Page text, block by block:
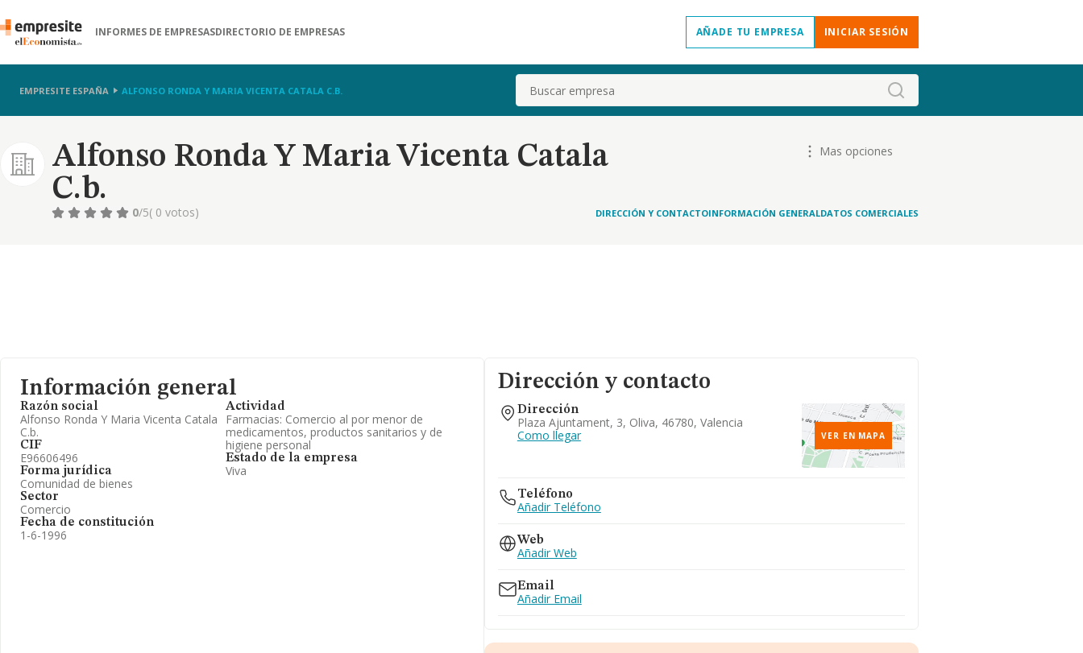
INFORMES DE EMPRESASDIRECTORIO DE EMPRESAS AÑADE TU EMPRESA INICIAR SESIÓN
EMPRESITE ESPAÑA ALFONSO RONDA Y MARIA VICENTA CATALA C.B. Buscar
Alfonso Ronda Y Maria Vicenta Catala
C.b.
Mas opciones
0/5( 0 votos) DIRECCIÓN Y CONTACTOINFORMACIÓN GENERALDATOS COMERCIALES
Información general
Razón social
Alfonso Ronda Y Maria Vicenta Catala
C.b.
CIF
E96606496
Forma jurídica
Comunidad de bienes
Sector
Comercio
Fecha de constitución
1-6-1996
Actividad
Farmacias: Comercio al por menor de
medicamentos, productos sanitarios y de
higiene personal
Estado de la empresa
Viva
Dirección y contacto
Dirección
Plaza Ajuntament, 3, Oliva, 46780, Valencia
Como llegar
VER EN MAPA
Teléfono
Añadir Teléfono
Web
Añadir Web
Email
Añadir Email